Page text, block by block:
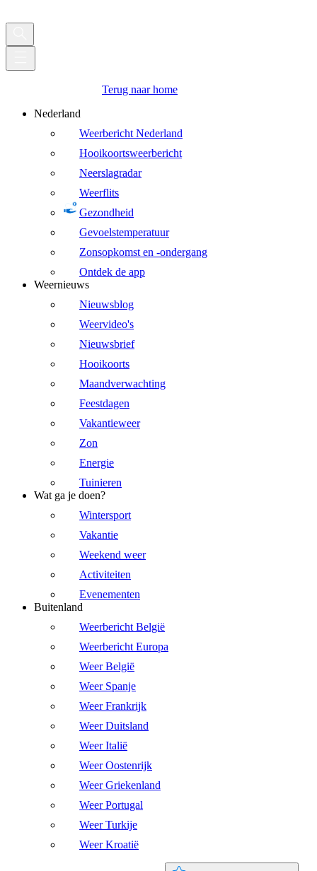
Terug naar home
Nederland
Weerbericht Nederland
Hooikoortsweerbericht
Neerslagradar
Weerflits
Gezondheid
Gevoelstemperatuur
Zonsopkomst en -ondergang
Ontdek de app
Weernieuws
Nieuwsblog
Weervideo's
Nieuwsbrief
Hooikoorts
Maandverwachting
Feestdagen
Vakantieweer
Zon
Energie
Tuinieren
Wat ga je doen?
Wintersport
Vakantie
Weekend weer
Activiteiten
Evenementen
Buitenland
Weerbericht België
Weerbericht Europa
Weer België
Weer Spanje
Weer Frankrijk
Weer Duitsland
Weer Italië
Weer Oostenrijk
Weer Griekenland
Weer Portugal
Weer Turkije
Weer Kroatië